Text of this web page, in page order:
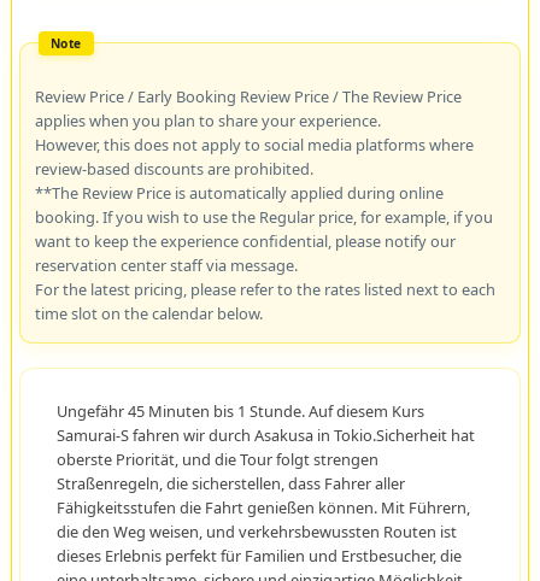
Review Price / Early Booking Review Price / The Review Price
applies when you plan to share your experience.
However, this does not apply to social media platforms where
review-based discounts are prohibited.
**The Review Price is automatically applied during online
booking. If you wish to use the Regular price, for example, if you
want to keep the experience confidential, please notify our
reservation center staff via message.
For the latest pricing, please refer to the rates listed next to each
time slot on the calendar below.
Ungefähr 45 Minuten bis 1 Stunde. Auf diesem Kurs
Samurai-S fahren wir durch Asakusa in Tokio.Sicherheit hat
oberste Priorität, und die Tour folgt strengen
Straßenregeln, die sicherstellen, dass Fahrer aller
Fähigkeitsstufen die Fahrt genießen können. Mit Führern,
die den Weg weisen, und verkehrsbewussten Routen ist
dieses Erlebnis perfekt für Familien und Erstbesucher, die